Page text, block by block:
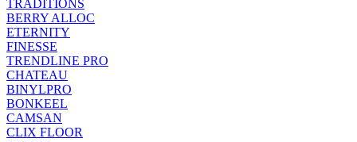
TRADITIONS
BERRY ALLOC
ETERNITY
FINESSE
TRENDLINE PRO
CHATEAU
BINYLPRO
BONKEEL
CAMSAN
CLIX FLOOR